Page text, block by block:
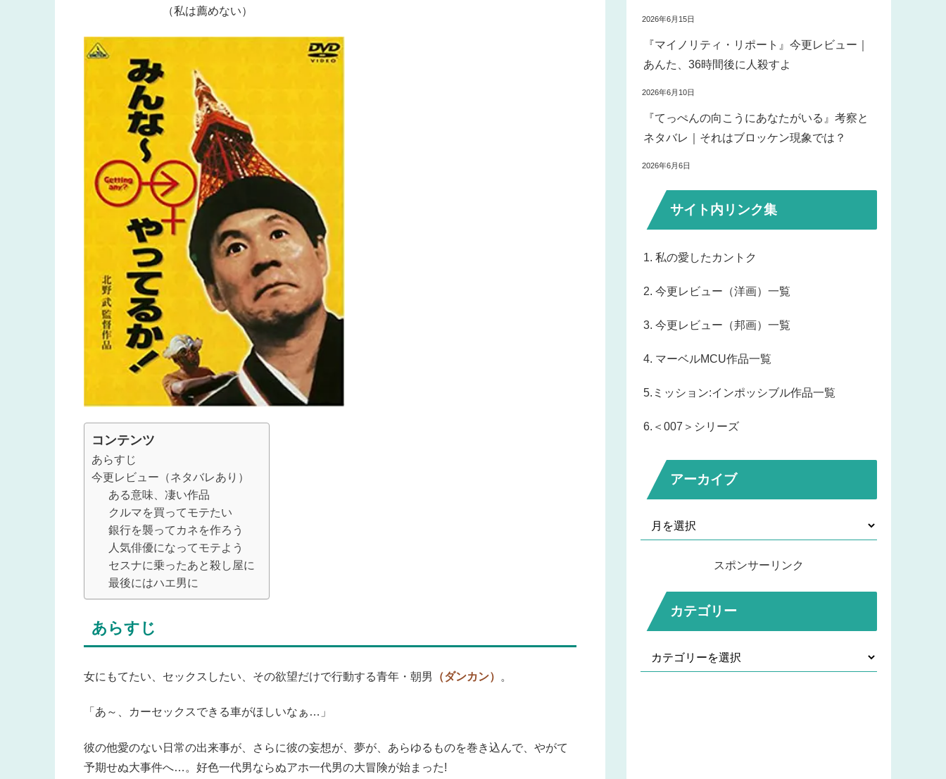
（私は薦めない）
コンテンツ
あらすじ
今更レビュー（ネタバレあり）
ある意味、凄い作品
クルマを買ってモテたい
銀行を襲ってカネを作ろう
人気俳優になってモテよう
セスナに乗ったあと殺し屋に
最後にはハエ男に
あらすじ
女にもてたい、セックスしたい、その欲望だけで行動する青年・朝男 （ダンカン） 。
「あ～、カーセックスできる車がほしいなぁ…」
彼の他愛のない日常の出来事が、さらに彼の妄想が、夢が、あらゆるものを巻き込んで、やがて
予期せぬ大事件へ…。好色一代男ならぬアホ一代男の大冒険が始まった!
2026年6月15日
『マイノリティ・リポート』今更レビュー｜
あんた、36時間後に人殺すよ
2026年6月10日
『てっぺんの向こうにあなたがいる』考察と
ネタバレ｜それはブロッケン現象では？
2026年6月6日
サイト内リンク集
1. 私の愛したカントク
2. 今更レビュー（洋画）一覧
3. 今更レビュー（邦画）一覧
4. マーベルMCU作品一覧
5.ミッション:インポッシブル作品一覧
6.＜007＞シリーズ
アーカイブ
スポンサーリンク
カテゴリー